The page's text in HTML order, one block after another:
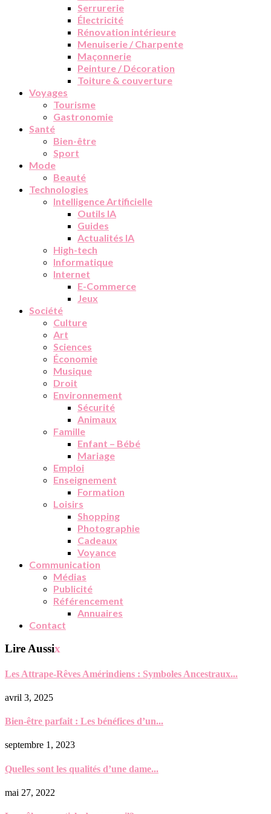
Serrurerie
Électricité
Rénovation intérieure
Menuiserie / Charpente
Maçonnerie
Peinture / Décoration
Toiture & couverture
Voyages
Tourisme
Gastronomie
Santé
Bien-être
Sport
Mode
Beauté
Technologies
Intelligence Artificielle
Outils IA
Guides
Actualités IA
High-tech
Informatique
Internet
E-Commerce
Jeux
Société
Culture
Art
Sciences
Économie
Musique
Droit
Environnement
Sécurité
Animaux
Famille
Enfant – Bébé
Mariage
Emploi
Enseignement
Formation
Loisirs
Shopping
Photographie
Cadeaux
Voyance
Communication
Médias
Publicité
Référencement
Annuaires
Contact
Lire Aussix
Les Attrape-Rêves Amérindiens : Symboles Ancestraux...
avril 3, 2025
Bien-être parfait : Les bénéfices d’un...
septembre 1, 2023
Quelles sont les qualités d’une dame...
mai 27, 2022